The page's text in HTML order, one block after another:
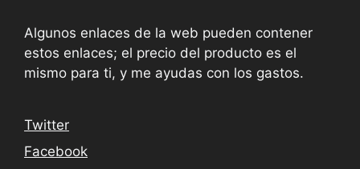
Algunos enlaces de la web pueden contener
estos enlaces; el precio del producto es el
mismo para ti, y me ayudas con los gastos.
Twitter
Facebook